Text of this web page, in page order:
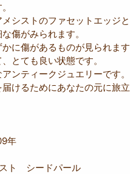
シストのファセットエッジ
傷がみられます。
に傷があるものが見られます
とても良い状態です。
ンティークジュエリーです。
けるためにあなたの元に旅
年
シードパール